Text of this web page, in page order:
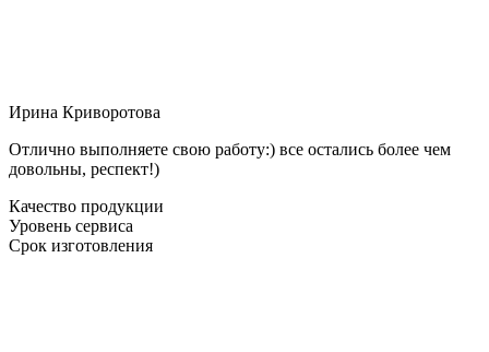
Ирина Криворотова
Отлично выполняете свою работу:) все остались более чем
довольны, респект!)
Качество продукции
Уровень сервиса
Срок изготовления